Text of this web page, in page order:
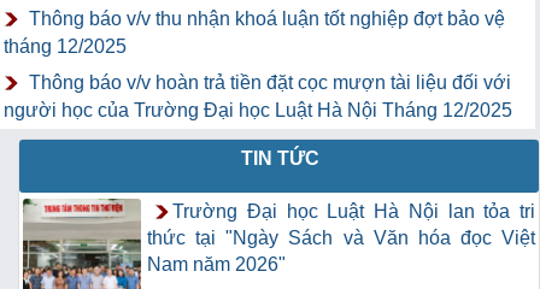
Thông báo v/v thu nhận khoá luận tốt nghiệp đợt bảo vệ
tháng 12/2025
Thông báo v/v hoàn trả tiền đặt cọc mượn tài liệu đối với
người học của Trường Đại học Luật Hà Nội Tháng 12/2025
TIN TỨC
Trường Đại học Luật Hà Nội lan tỏa tri
thức tại "Ngày Sách và Văn hóa đọc Việt
Nam năm 2026"